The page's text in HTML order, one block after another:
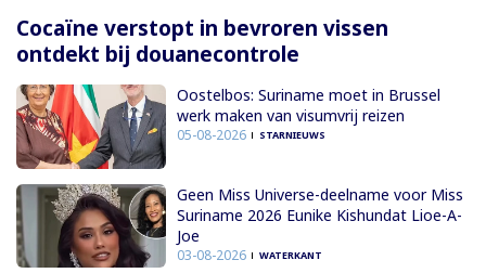
Cocaïne verstopt in bevroren vissen
ontdekt bij douanecontrole
Oostelbos: Suriname moet in Brussel
werk maken van visumvrij reizen
05-08-2026 STARNIEUWS
Geen Miss Universe-deelname voor Miss
Suriname 2026 Eunike Kishundat Lioe-A-
Joe
03-08-2026 WATERKANT